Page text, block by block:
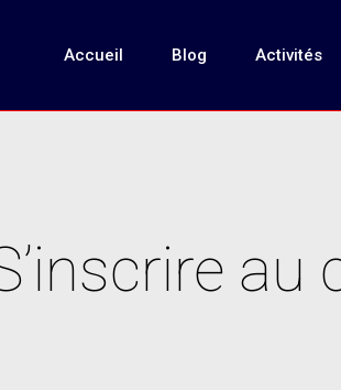
Accueil Blog Activités
au